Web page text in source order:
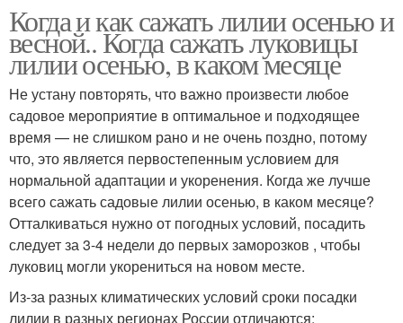
Когда и как сажать лилии осенью и
весной.. Когда сажать луковицы
лилии осенью, в каком месяце
Не устану повторять, что важно произвести любое
садовое мероприятие в оптимальное и подходящее
время — не слишком рано и не очень поздно, потому
что, это является первостепенным условием для
нормальной адаптации и укоренения. Когда же лучше
всего сажать садовые лилии осенью, в каком месяце?
Отталкиваться нужно от погодных условий, посадить
следует за 3-4 недели до первых заморозков , чтобы
луковиц могли укорениться на новом месте.
Из-за разных климатических условий сроки посадки
лилии в разных регионах России отличаются: